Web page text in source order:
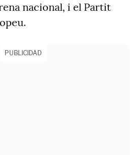
nacional, i el Partit
PUBLICIDAD